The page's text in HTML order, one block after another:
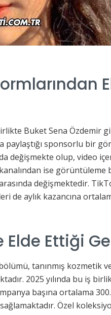
Buket Sena Özdemir
sponsorlu bir
değişmekte olup, video
ise görüntüleme
değişmektedir.
de aylık kazancına
Elde Ettiği
tanınmış kozmetik
2025 yılında bu iş
başına ortalama
Özel